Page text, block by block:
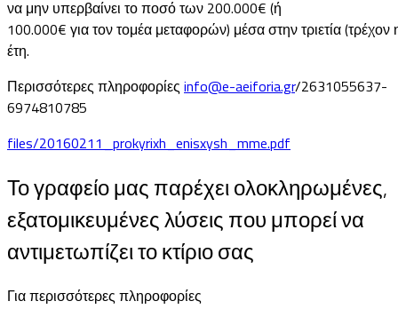
να μην υπερβαίνει το ποσό των 200.000€ (ή
100.000€ για τον τομέα μεταφορών) μέσα στην τριετία
έτη.
Περισσότερες πληροφορίες info@e-aeiforia.gr/2631055637-
6974810785
files/20160211_prokyrixh_enisxysh_mme.pdf
Το γραφείο μας παρέχει ολοκληρωμένες,
εξατομικευμένες λύσεις που μπορεί να
αντιμετωπίζει το κτίριο σας
Για περισσότερες πληροφορίες